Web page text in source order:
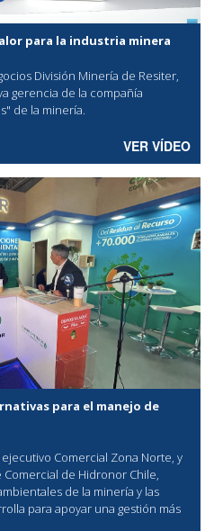
para la industria minera
División Minería de Resiter,
gerencia de la compañía
de la minería.
VER VÍDEO
para el manejo de
ejecutivo Comercial Zona Norte, y
Comercial de Hidronor Chile,
de la minería y las
para apoyar una gestión más